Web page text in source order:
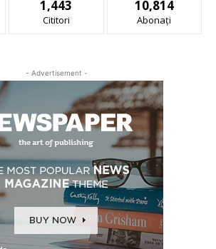
1,443
Cititori
10,814
Abonați
- Advertisement -